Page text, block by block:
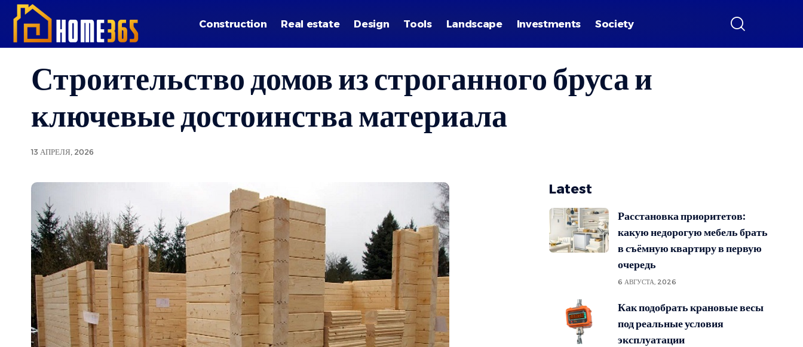
Construction Real estate Design Tools Landscape Investments Society
Строительство домов из строганного бруса и
ключевые достоинства материала
13 АПРЕЛЯ, 2026
Latest
Расстановка приоритетов:
какую недорогую мебель брать
в съёмную квартиру в первую
очередь
6 АВГУСТА, 2026
Как подобрать крановые весы
под реальные условия
эксплуатации